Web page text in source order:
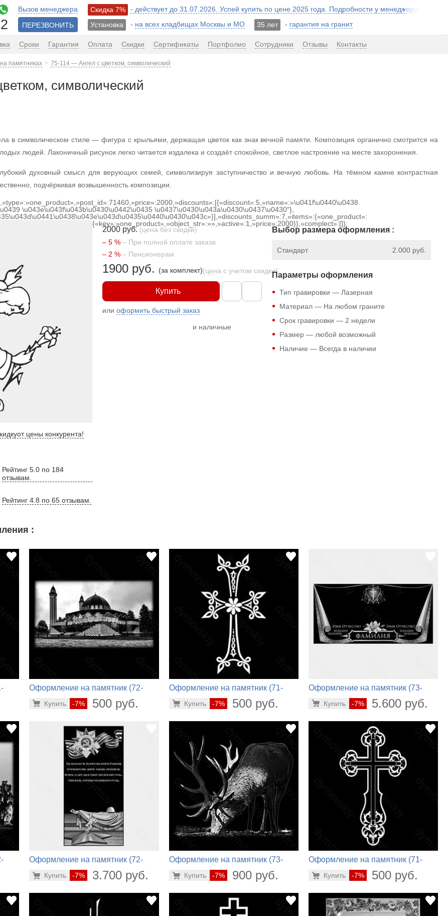
Вызов менеджера
ПЕРЕЗВОНИТЬ
Скидка 7%
- действует до 31.07.2026. Успей купить по цене 2025 года. Подробности у менеджера!
Установка
- на всех кладбищах Москвы и МО 35 лет - гарантия на гранит
Сроки Гарантия Оплата Скидки Сертификаты Портфолио Сотрудники Отзывы Контакты
памятниках 75-114 — Ангел с цветком, символический
символический
в символическом стиле — фигура с крыльями, держащая цветок как знак вечной памяти. Композиция органично смотрится на
людей. Лаконичный рисунок легко читается издалека и создаёт спокойное, светлое настроение на месте захоронения.
духовный смысл для верующих семей, символизируя заступничество и вечную любовь. На тёмном камне контрастная
подчёркивая возвышенность композиции.
\u043e\u043f\u043b\u0430\u0442\u0435 \u0437\u0430\u043a\u0430\u0437\u0430″},
{«key»:»one_product»,»object_str»:»»,»active»:1,»price»:2000}},»complect»:[]};
от цены конкурента!
Рейтинг 5.0 по 184
отзывам.
Рейтинг 4.8 по 65 отзывам.
2000 руб. (цена без скидки)
– 5 % – При полной оплате заказа
– 2 % – Пенсионерам
1900 руб. (за комплект)(цена с учетом скидки)
Купить
илиоформить быстрый заказ
и наличные
Выбор размера оформления :
2.000 руб.
Стандарт
Параметры оформления
Тип гравировки — Лазерная
Материал — На любом граните
Срок гравировки — 2 недели
Размер — любой возможный
Наличие — Всегда в наличии
:
Оформление на памятник (72-
-7% 500 руб.
Купить
Оформление на памятник (71-
-7% 500 руб.
Купить
Оформление на памятник (73-
-7% 5.600 руб.
Купить
Оформление на памятник (72-
-7% 3.700 руб.
Купить
Оформление на памятник (73-
-7% 900 руб.
Купить
Оформление на памятник (71-
-7% 500 руб.
Купить